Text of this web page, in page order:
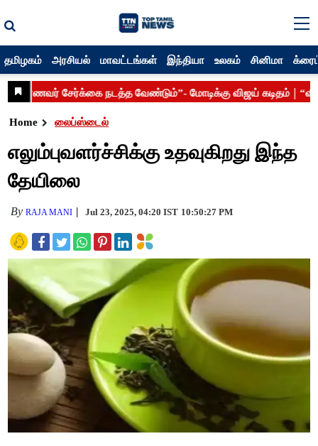
தமிழகம் அரசியல் மாவட்டங்கள் இந்தியா உலகம் சினிமா
Home லைப்ஸ்டைல்
எலும்புவளர்ச்சிக்கு உதவுகிறது இந்த
தேயிலை
ByRAJA MANI Jul 23, 2025, 04:20 IST 10:50:27 PM